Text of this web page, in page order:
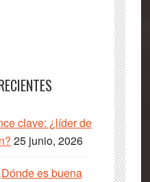
clave: ¿líder de
25 junio, 2026
es buena